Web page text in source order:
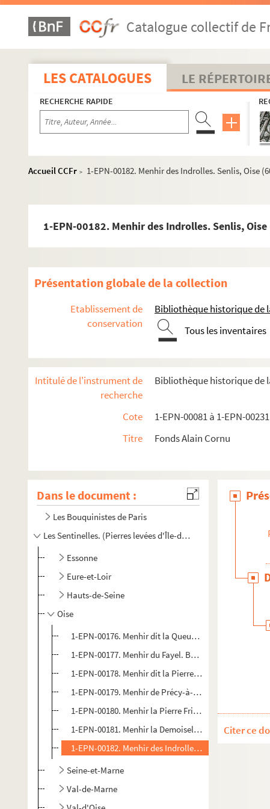
Catalogue collectif de
LES CATALOGUES LE
RECHERCHE RAPIDE
Accueil CCFr >
1-EPN-00182. Menhir des Indrolles. Senlis, Oise
1-EPN-00182. Menhir des Indrolles. Senlis,
Présentation globale de la collection
Etablissement de
conservation
Bibliothèque historique de
Tous les inventaires
Intitulé de l'instrument de
recherche
Bibliothèque historique de
Cote
1-EPN-00081 à 1-EPN-00231
Titre
Fonds Alain Cornu
Dans le document :
Les Bouquinistes de Paris
Les Sentinelles. (Pierres levées d'Île-de-France)
Essonne
Eure-et-Loir
Hauts-de-Seine
Oise
1-EPN-00176. Menhir dit la Queue de Gargantua.
1-EPN-00177. Menhir du Fayel. Boubiers, Oise (60). 12
1-EPN-00178. Menhir dit la Pierre Fritte. Lavilletertre,
1-EPN-00179. Menhir de Précy-à-Mont. Marolles,
1-EPN-00180. Menhir la Pierre Frite. Neuville-Bosc,
1-EPN-00181. Menhir la Demoiselle de Rhuis. Rhuis,
1-EPN-00182. Menhir des Indrolles. Senlis, Oise (60).
Seine-et-Marne
Val-de-Marne
Citer ce